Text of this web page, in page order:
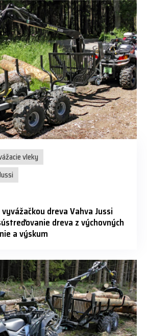
vleky
dreva Vahva Jussi
dreva z výchovných
a výskum